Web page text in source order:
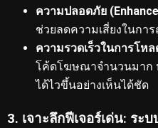
ความปลอดภัย
ช่วยลดความเสี่ยงในกา
ความรวดเร็วในการโห
โค้ดโฆษณาจำนวนมาก
ได้ไวขึ้นอย่างเห็นได้ชัด
3. เจาะลึกฟีเจอร์เด่น: ระ